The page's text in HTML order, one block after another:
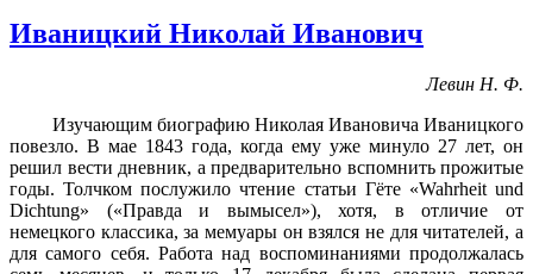
Иваницкий Николай Иванович
Левин Н. Ф.
Изучающим биографию Николая Ивано­вича Иваницкого
повезло. В мае 1843 года, ког­да ему уже минуло 27 лет, он
решил вести днев­ник, а предварительно вспомнить прожитые
годы. Толчком послужило чтение статьи Гёте «Wahrheit und
Dichtung» («Правда и вымысел»), хотя, в отличие от
немецкого классика, за мемуары он взялся не для читателей, а
для са­мого себя. Работа над воспоминаниями про­должалась